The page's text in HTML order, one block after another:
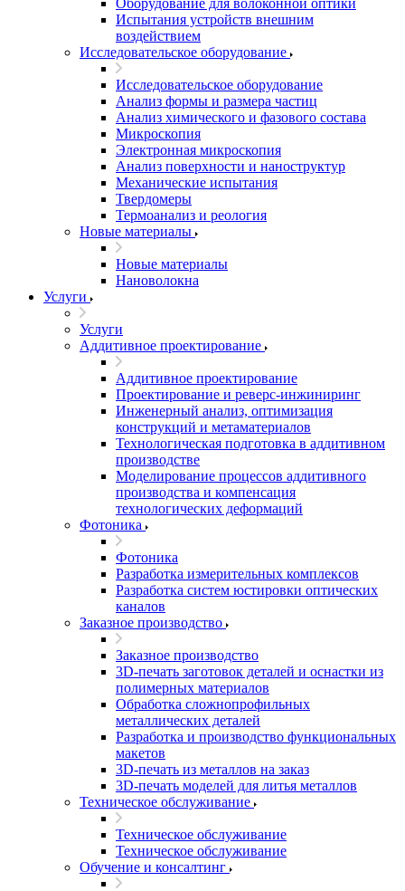
Оборудование для волоконной оптики
Испытания устройств внешним
воздействием
Исследовательское оборудование
Исследовательское оборудование
Анализ формы и размера частиц
Анализ химического и фазового состава
Микроскопия
Электронная микроскопия
Анализ поверхности и наноструктур
Механические испытания
Твердомеры
Термоанализ и реология
Новые материалы
Новые материалы
Нановолокна
Услуги
Услуги
Аддитивное проектирование
Аддитивное проектирование
Проектирование и реверс-инжиниринг
Инженерный анализ, оптимизация
конструкций и метаматериалов
Технологическая подготовка в аддитивном
производстве
Моделирование процессов аддитивного
производства и компенсация
технологических деформаций
Фотоника
Фотоника
Разработка измерительных комплексов
Разработка систем юстировки оптических
каналов
Заказное производство
Заказное производство
3D-печать заготовок деталей и оснастки из
полимерных материалов
Обработка сложнопрофильных
металлических деталей
Разработка и производство функциональных
макетов
3D-печать из металлов на заказ
3D-печать моделей для литья металлов
Техническое обслуживание
Техническое обслуживание
Техническое обслуживание
Обучение и консалтинг